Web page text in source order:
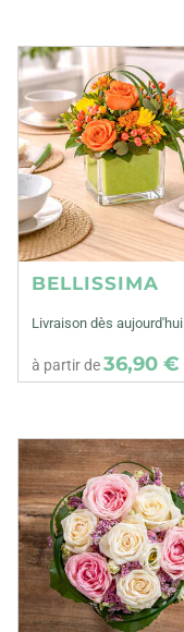
BELLISSIMA
Livraison dès aujourd'hui
à partir de36,90 €